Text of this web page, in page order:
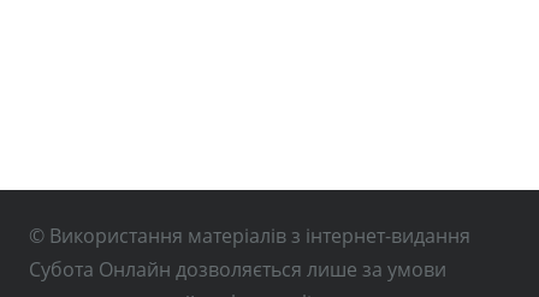
© Використання матеріалів з інтернет-видання
Субота Онлайн дозволяється лише за умови